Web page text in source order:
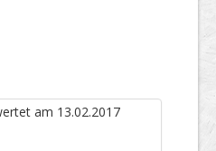
am 13.02.2017